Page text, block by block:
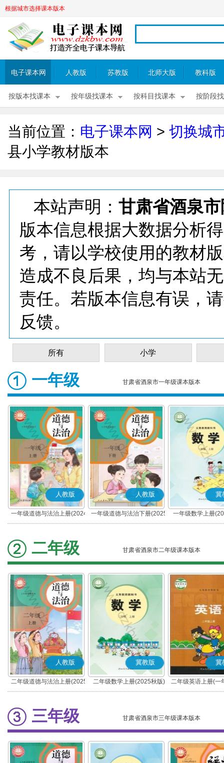
根据城市选择课本版本
电子课本网 人教版 苏教版 北师大版 教科版
按版本找课本 按年级找课本 按科目找课本 按阶段
当前位置： 电子课本网 > 切换城
县小学教材版本
本站声明： 甘肃省酒泉
版本信息根据大数据分析
考，请以学校使用的教材
造成不良后果，均与本站
责任。若版本信息有误，
反馈。
所有 小学
一年级 甘肃省酒泉市一年级课本版本
人教版
一年级道德与法治上册(2024
秋版)(部编版)
人教版
一年级道德与法治下册(2025
春版)(部编版)
冀
一年级数学上册
二年级 甘肃省酒泉市二年级课本版本
人教版
二年级道德与法治上册(2025
秋版)(部编版)
冀教版
二年级数学上册(2025秋版)
冀
二年级英语上册(一
三年级 甘肃省酒泉市三年级课本版本